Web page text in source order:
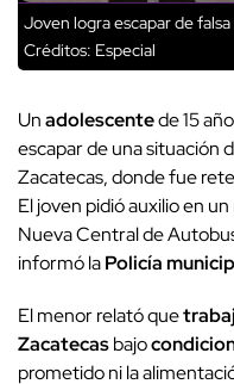
Joven logra escapar de
Créditos: Especial
Unadolescentede 15
escapar de una situación
Zacatecas, donde fue
El joven pidió auxilio en
Nueva Central de
informó laPolicía
El menor relató que
Zacatecasbajo
prometido ni la